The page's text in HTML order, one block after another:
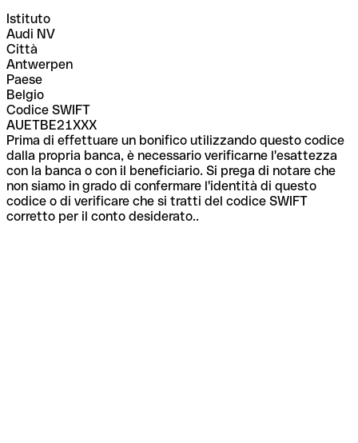
Istituto
Audi NV
Città
Antwerpen
Paese
Belgio
Codice SWIFT
AUETBE21XXX
Prima di effettuare un bonifico utilizzando questo codice
dalla propria banca, è necessario verificarne l'esattezza
con la banca o con il beneficiario. Si prega di notare che
non siamo in grado di confermare l'identità di questo
codice o di verificare che si tratti del codice SWIFT
corretto per il conto desiderato..